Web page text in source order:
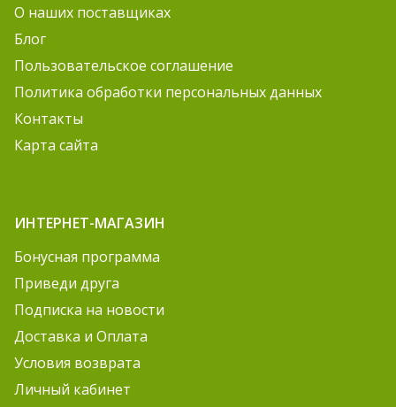
О наших поставщиках
Блог
Пользовательское соглашение
Политика обработки персональных данных
Контакты
Карта сайта
ИНТЕРНЕТ-МАГАЗИН
Бонусная программа
Приведи друга
Подписка на новости
Доставка и Оплата
Условия возврата
Личный кабинет